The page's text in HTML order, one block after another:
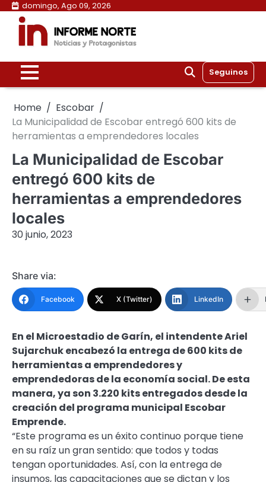
Skip
content
domingo, Ago 09, 2026
Seguinos
Home
Escobar
La Municipalidad de Escobar entregó 600 kits de
herramientas a emprendedores locales
La Municipalidad de Escobar
entregó 600 kits de
herramientas a emprendedores
locales
30 junio, 2023
Share via:
Facebook X (Twitter) LinkedIn
En el Microestadio de Garín, el intendente Ariel
Sujarchuk encabezó la entrega de 600 kits de
herramientas a emprendedores y
emprendedoras de la economía social. De esta
manera, ya son 3.220 kits entregados desde la
creación del programa municipal Escobar
Emprende.
“Este programa es un éxito continuo porque tiene
en su raíz un gran sentido: que todos y todas
tengan oportunidades. Así, con la entrega de
insumos, las capacitaciones que se dictan y los